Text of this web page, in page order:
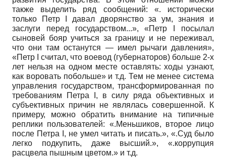
также выделить ряд сообщений: «. исторически
только Петр
давал дворянство за ум, знания и
заслуги перед государством...», «Петр
посылал
сыновей бояр учиться за границу и не переживал,
что они там останутся — имел рычаги давления»,
«Петр
считал, что воевод (губернаторов) больше 2-х
лет нельзя на одном месте оставлять: ходы узнают,
как воровать побольше» и т.д. Тем не менее система
управления государством, трансформированная по
требованиям Петра
, в силу ряда объективных и
субъективных причин не являлась совершенной. К
примеру, можно обратить внимание на типичные
реплики пользователей: «.Меньшиков, второе лицо
после Петра
, не умел читать и писать.», «.Суд было
легко подкупить, даже высший.», «.коррупция
расцвела пышным цветом.» и т.д.